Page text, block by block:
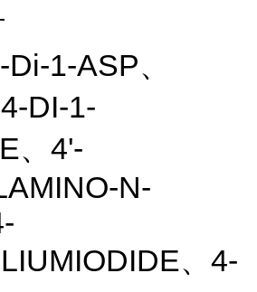
1-ASP、
DI-1-
、4'-
N-
、4-